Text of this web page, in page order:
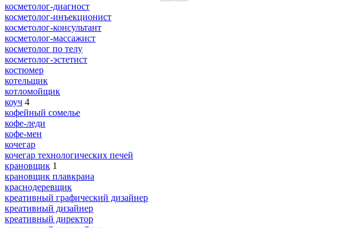
косметолог-диагност
косметолог-инъекционист
косметолог-консультант
косметолог-массажист
косметолог по телу
косметолог-эстетист
костюмер
котельщик
котломойщик
коуч 4
кофейный сомелье
кофе-леди
кофе-мен
кочегар
кочегар технологических печей
крановщик 1
крановщик плавкрана
краснодеревщик
креативный графический дизайнер
креативный дизайнер
креативный директор